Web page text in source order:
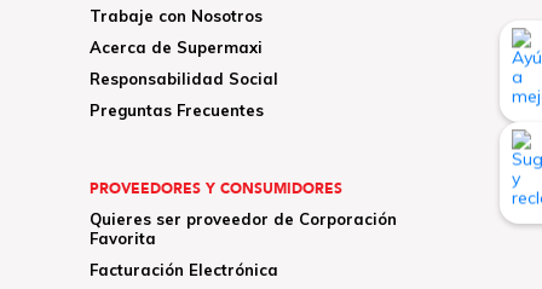
Trabaje con Nosotros
Acerca de Supermaxi
Responsabilidad Social
Preguntas Frecuentes
PROVEEDORES Y CONSUMIDORES
Quieres ser proveedor de Corporación
Favorita
Facturación Electrónica